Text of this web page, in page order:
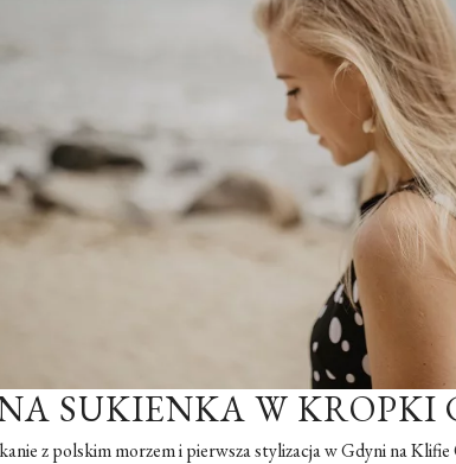
SUKIENKA W KROPKI
z polskim morzem i pierwsza stylizacja w Gdyni na